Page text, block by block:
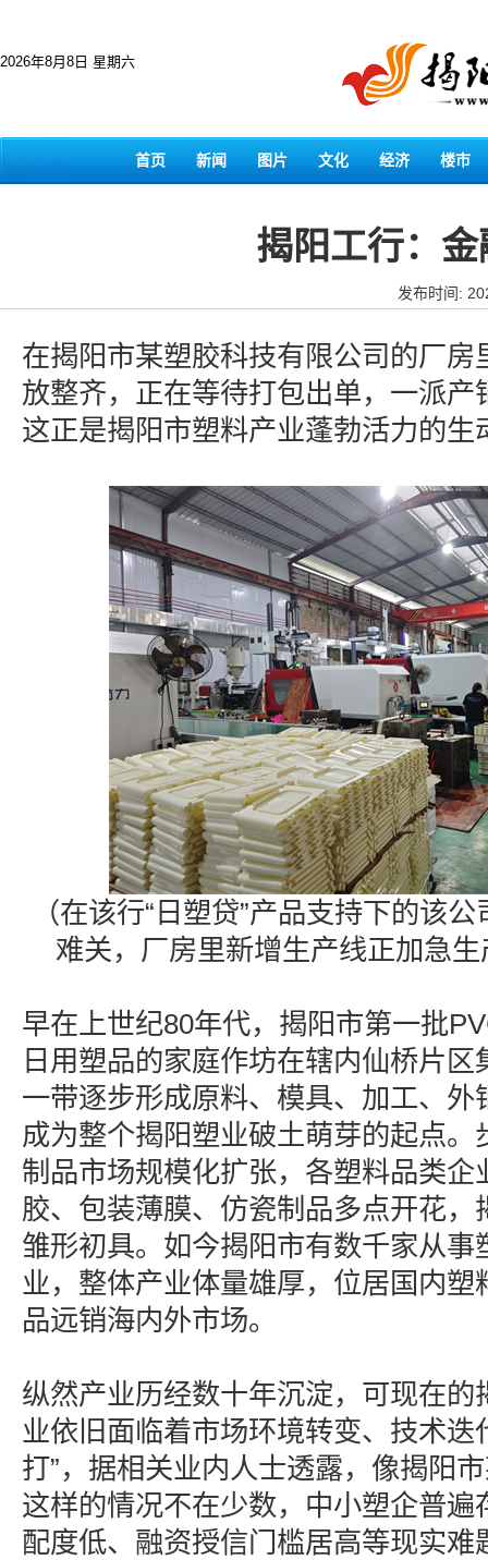
2026年8月8日 星期六
首页 新闻 图片 文化 经济 楼市
揭阳工行：
发布时间:
在揭阳市某塑胶科技有限公司的厂房
放整齐，正在等待打包出单，一派产
这正是揭阳市塑料产业蓬勃活力的生
（在该行“日塑贷”产品支持下的该
难关，厂房里新增生产线正加急
早在上世纪80年代，揭阳市第一批
日用塑品的家庭作坊在辖内仙桥片
一带逐步形成原料、模具、加工、外
成为整个揭阳塑业破土萌芽的起点。
制品市场规模化扩张，各塑料品类企
胶、包装薄膜、仿瓷制品多点开花，
雏形初具。如今揭阳市有数千家从事
业，整体产业体量雄厚，位居国内塑
品远销海内外市场。
纵然产业历经数十年沉淀，可现在的
业依旧面临着市场环境转变、技术迭
打”，据相关业内人士透露，像揭阳
这样的情况不在少数，中小塑企普遍
配度低、融资授信门槛居高等现实难